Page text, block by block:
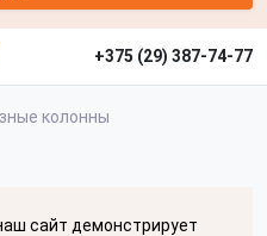
+375 (29) 387-74-77
колонны
сайт демонстрирует